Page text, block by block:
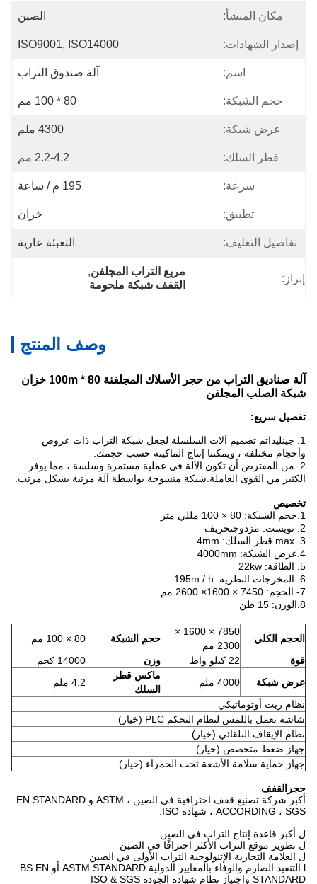
مكان المنشأ: الصين
إصدار الشهادات: ISO9001, ISO14000
اسم: آلة صندوق التراب
حجم الشبكة: 80 * 100 مم
عرض شبكة: 4300 ملم
قطر السلك: 2.2-4.2 مم
سرعة: 195 م / ساعة
تطبيق: خزان
تفاصيل التغليف: التعبئة عارية
إبراز:
مربع التراب المجلفن,
القفف شبكة ملحومة
وصف المنتج
آلة صناديق التراب من حجر الأسلاك المجلفنة 80 * 100m خزان
شبكة الصلب المجلفن
تفصيل سريع:
تم تصميم آلات السلسلة لجعل شبكة التراب ذات عروض
وأحجام مختلفة ، ويمكننا إنتاج الماكينة حسب حجمك.
2. من المفترض أن تكون الآلة في عملية مستمرة وسلسة ، مما يوفر
الكثير من القوى العاملة.شبكة منسوجة بواسطة آلة مرتبة بشكل مرتب.
تخصيص
تحريف
4.عرض الشبكة: 4000mm
5. الطاقة: 22kw
6. المخرجات النظرية: 195m / h
× 2600 مم
8.الوزن: 15 طن
الحجم الكلي
7850 × 1600 ×
2300 مم
حجم الشبكة
80 × 100 مم
قوة
22 كيلو واط وزن
14000 كجم
عرض شبكة
4000 ملم
ماكس قطر
السلك
4.2 ملم
نظام زيت أوتوماتيكي
شاشة تعمل باللمس لنظام التحكم PLC (خيار)
نظام الإيقاف التلقائي (خيار)
جهاز ضغط متخصص (خيار)
جهاز حماية سلامة الأشعة تحت الحمراء (خيار)
حجرالقفف
أكبر شركة تصنيع قفف احترافية في الصين ، ASTM و EN STANDARD
ACCORDING ، SGS ، شهادة ISO.
ل أكبر قاعدة إنتاج التراب في الصين
ل تطوير موقع التراب الأكثر احترافًا في الصين
ل العلامة التجارية الإثنولوجية التراب الأولى في الصين
l التنفيذ الصارم والوفاء بالمعايير الدولية ASTM STANDARD أو BS EN
STANDARD واجتياز نظام شهادة الجودة ISO & SGS